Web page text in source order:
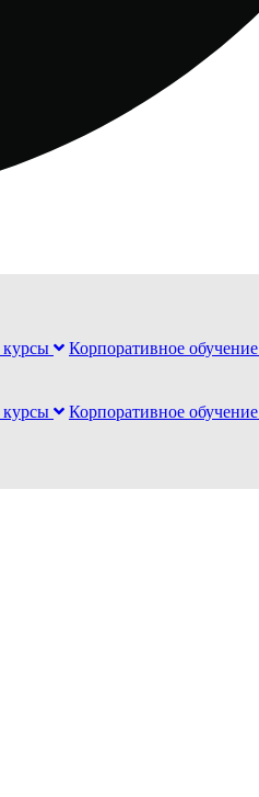
Корпоративное обучение
Корпоративное обучение